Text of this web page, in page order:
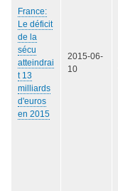
France:
Le déficit
de la
sécu
atteindrai
t 13
milliards
d'euros
en 2015
2015-06-
10